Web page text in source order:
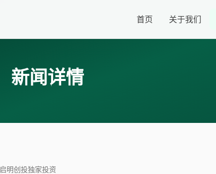
首页 关于我们
新闻详情
明创投独家投资